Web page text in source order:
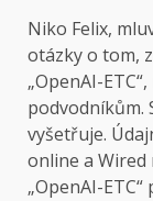
Niko Felix,
otázky o tom,
„OpenAI-
podvodníkům.
vyšetřuje.
online a
„OpenAI-